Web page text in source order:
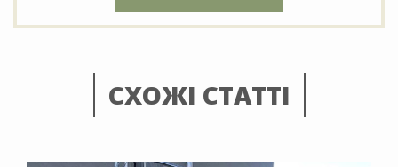
СХОЖІ СТАТТІ